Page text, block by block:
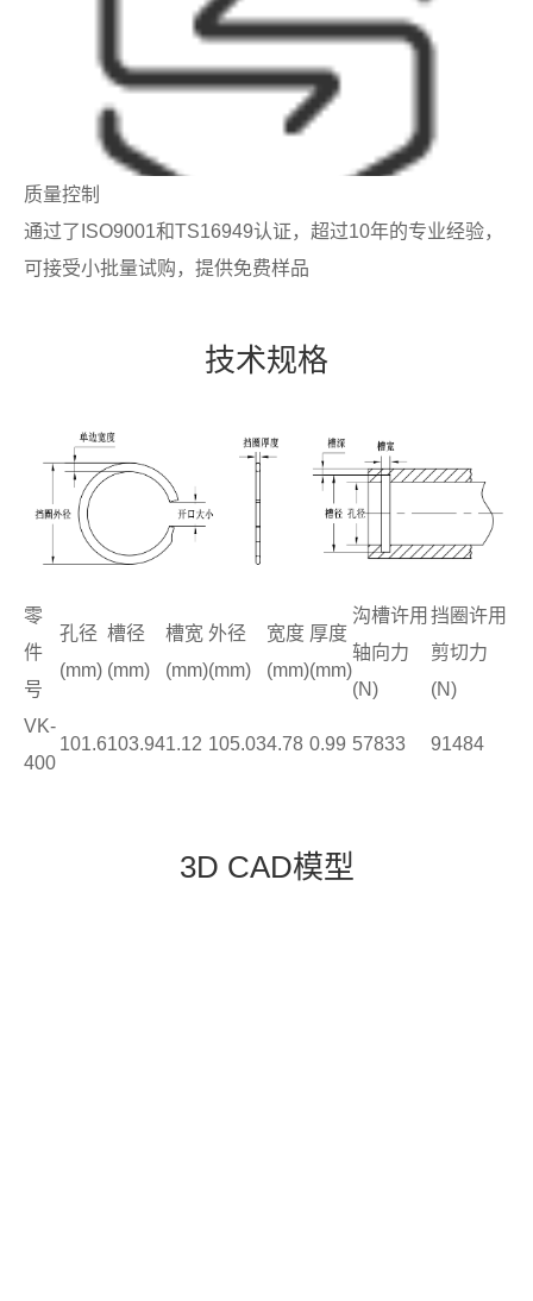
质量控制
通过了ISO9001和TS16949认证，超过10年的专业经验，
可接受小批量试购，提供免费样品
技术规格
零
件
号
孔径
(mm)
槽径
(mm)
槽宽
(mm)
外径
(mm)
宽度
(mm)
厚度
(mm)
沟槽许用
轴向力
(N)
挡圈许用
剪切力
(N)
VK-
400
101.6103.941.12 105.034.78 0.99 57833 91484
3D CAD模型